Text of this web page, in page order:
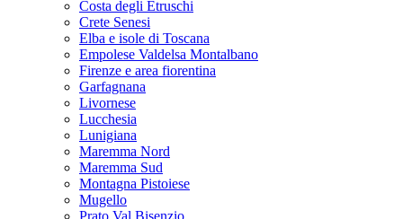
Costa degli Etruschi
Crete Senesi
Elba e isole di Toscana
Empolese Valdelsa Montalbano
Firenze e area fiorentina
Garfagnana
Livornese
Lucchesia
Lunigiana
Maremma Nord
Maremma Sud
Montagna Pistoiese
Mugello